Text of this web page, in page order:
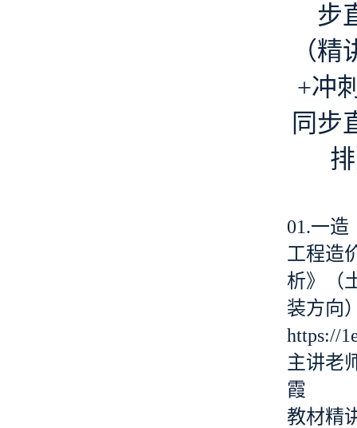
步
（
+冲
同步
01.一造
工程造
析》（
装方向
https://
主讲老
霞
教材精